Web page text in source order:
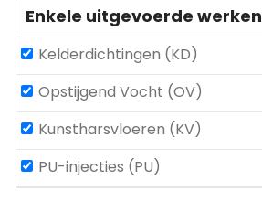
Enkele uitgevoerde werken
Kelderdichtingen (KD)
Opstijgend Vocht (OV)
Kunstharsvloeren (KV)
PU-injecties (PU)